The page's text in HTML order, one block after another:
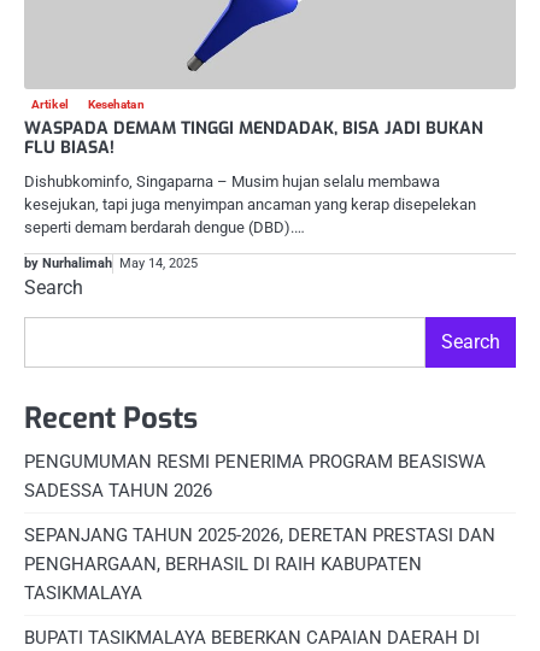
Artikel Kesehatan
WASPADA DEMAM TINGGI MENDADAK, BISA JADI BUKAN
FLU BIASA!
Dishubkominfo, Singaparna – Musim hujan selalu membawa
kesejukan, tapi juga menyimpan ancaman yang kerap disepelekan
seperti demam berdarah dengue (DBD).…
by Nurhalimah May 14, 2025
Search
Search
Recent Posts
PENGUMUMAN RESMI PENERIMA PROGRAM BEASISWA
SADESSA TAHUN 2026
SEPANJANG TAHUN 2025-2026, DERETAN PRESTASI DAN
PENGHARGAAN, BERHASIL DI RAIH KABUPATEN
TASIKMALAYA
BUPATI TASIKMALAYA BEBERKAN CAPAIAN DAERAH DI